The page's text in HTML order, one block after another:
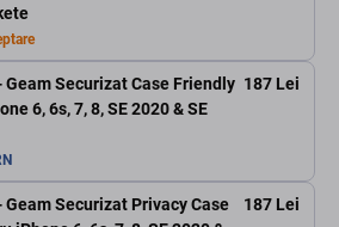
Geam Securizat Case Friendly
6, 6s, 7, 8, SE 2020 & SE
187 Lei
Geam Securizat Privacy Case
187 Lei